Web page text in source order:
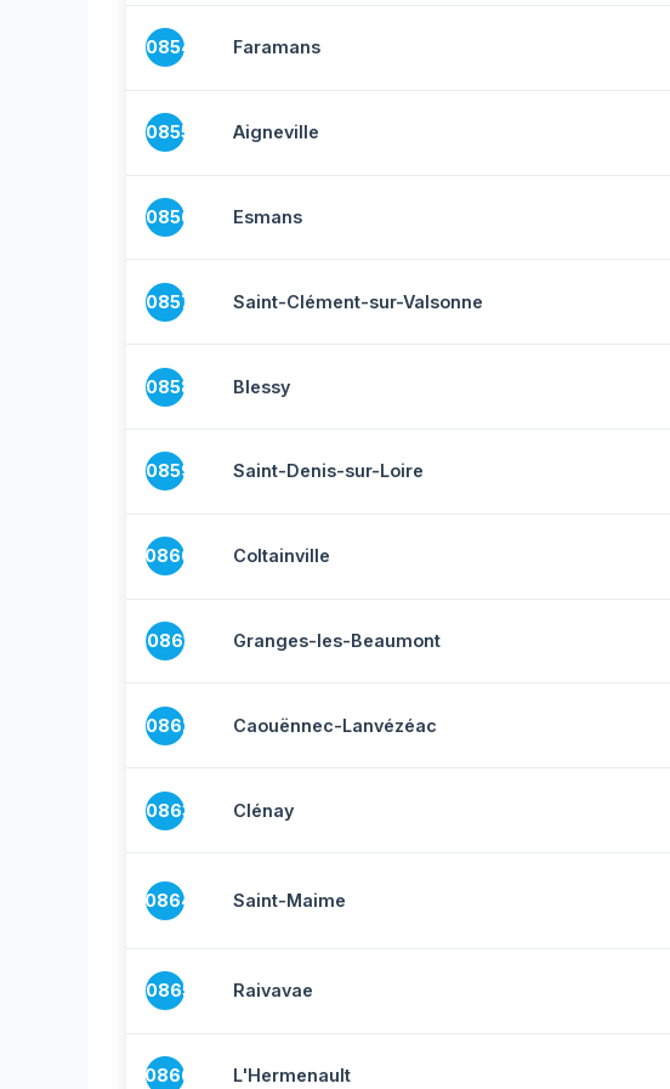
10854 Faramans
10855 Aigneville
10856 Esmans
10857 Saint-Clément-sur-Valsonne
10858 Blessy
10859 Saint-Denis-sur-Loire
10860 Coltainville
10861 Granges-les-Beaumont
10862 Caouënnec-Lanvézéac
10863 Clénay
10864 Saint-Maime
10865 Raivavae
10866 L'Hermenault